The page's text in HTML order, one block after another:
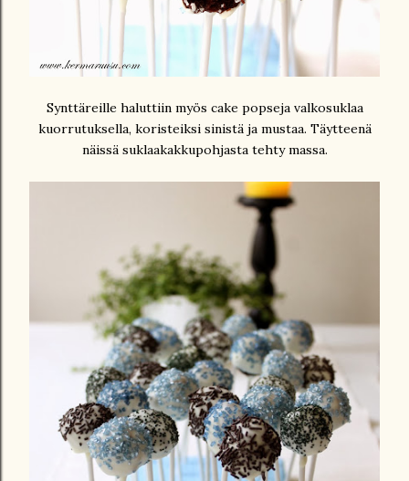
Synttäreille haluttiin myös cake popseja valkosuklaa
kuorrutuksella, koristeiksi sinistä ja mustaa. Täytteenä
näissä suklaakakkupohjasta tehty massa.